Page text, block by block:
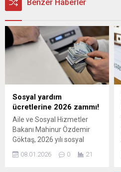
Benzer Haberler
Sosyal yardım
ücretlerine 2026 zammı!
Aile ve Sosyal Hizmetler
Bakanı Mahinur Özdemir
Göktaş, 2026 yılı sosyal
destek ödemelerine ilişkin
güncellemeleri duyurdu.
08.01.2026 0 21